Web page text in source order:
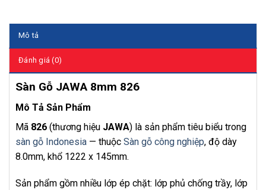
Mô tả
Đánh giá (0)
Sàn Gỗ JAWA 8mm 826
Mô Tả Sản Phẩm
Mã 826 (thương hiệu JAWA) là sản phẩm tiêu biểu trong
sàn gỗ Indonesia — thuộc Sàn gỗ công nghiệp, độ dày
8.0mm, khổ 1222 x 145mm.
Sản phẩm gồm nhiều lớp ép chặt: lớp phủ chống trầy, lớp